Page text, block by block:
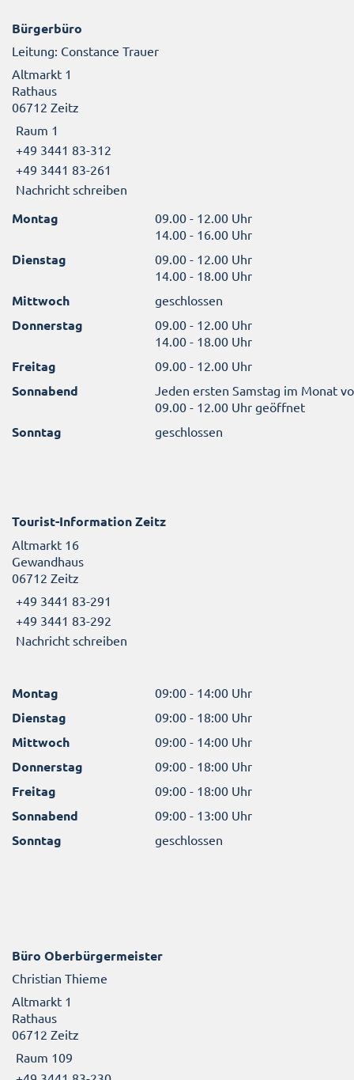
Bürgerbüro
Leitung: Constance Trauer
Altmarkt 1
Rathaus
06712 Zeitz
Raum 1
+49 3441 83-312
+49 3441 83-261
Nachricht schreiben
Montag
09.00 - 12.00 Uhr
14.00 - 16.00 Uhr
Dienstag
09.00 - 12.00 Uhr
14.00 - 18.00 Uhr
Mittwoch geschlossen
Donnerstag
09.00 - 12.00 Uhr
14.00 - 18.00 Uhr
Freitag 09.00 - 12.00 Uhr
Sonnabend
Jeden ersten Samstag im Monat
09.00 - 12.00 Uhr geöffnet
Sonntag geschlossen
Tourist-Information Zeitz
Altmarkt 16
Gewandhaus
06712 Zeitz
+49 3441 83-291
+49 3441 83-292
Nachricht schreiben
Montag 09:00 - 14:00 Uhr
Dienstag 09:00 - 18:00 Uhr
Mittwoch 09:00 - 14:00 Uhr
Donnerstag 09:00 - 18:00 Uhr
Freitag 09:00 - 18:00 Uhr
Sonnabend 09:00 - 13:00 Uhr
Sonntag geschlossen
Büro Oberbürgermeister
Christian Thieme
Altmarkt 1
Rathaus
06712 Zeitz
Raum 109